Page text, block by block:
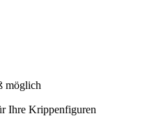
möglich
Ihre Krippenfiguren